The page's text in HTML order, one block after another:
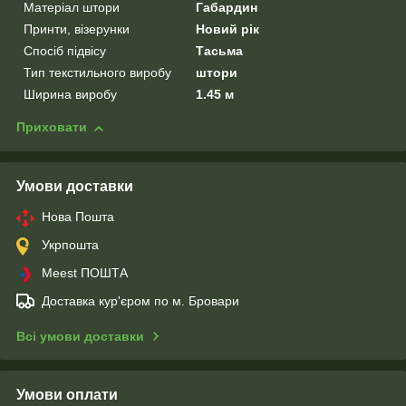
Матеріал штори
Габардин
Принти, візерунки
Новий рік
Спосіб підвісу
Тасьма
Тип текстильного виробу
штори
Ширина виробу
1.45 м
Приховати
Умови доставки
Нова Пошта
Укрпошта
Meest ПОШТА
Доставка кур'єром по м. Бровари
Всі умови доставки
Умови оплати